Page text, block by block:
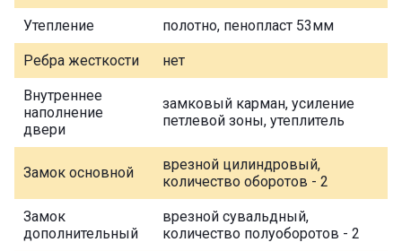
Утепление полотно, пенопласт 53мм
Ребра жесткости нет
Внутреннее
наполнение
двери
замковый карман, усиление
петлевой зоны, утеплитель
Замок основной
врезной цилиндровый,
количество оборотов - 2
Замок
дополнительный
врезной сувальдный,
количество полуоборотов - 2